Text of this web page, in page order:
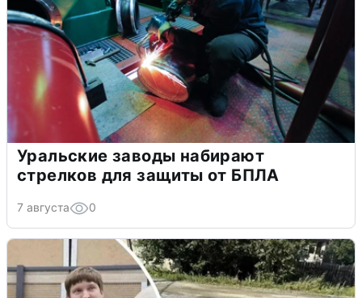
Уральские заводы набирают
стрелков для защиты от БПЛА
7 августа 0